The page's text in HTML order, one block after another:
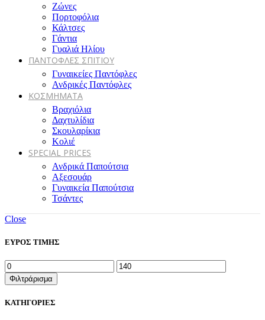
Ζώνες
Πορτοφόλια
Κάλτσες
Γάντια
Γυαλιά Ηλίου
ΠΑΝΤΟΦΛΕΣ ΣΠΙΤΙΟΥ
Γυναικείες Παντόφλες
Ανδρικές Παντόφλες
ΚΟΣΜΗΜΑΤΑ
Βραχιόλια
Δαχτυλίδια
Σκουλαρίκια
Κολιέ
SPECIAL PRICES
Ανδρικά Παπούτσια
Αξεσουάρ
Γυναικεία Παπούτσια
Τσάντες
Close
ΕΥΡΟΣ ΤΙΜΗΣ
Ελάχιστη
τιμή
Μέγιστη
τιμή
Φιλτράρισμα
ΚΑΤΗΓΟΡΙΕΣ